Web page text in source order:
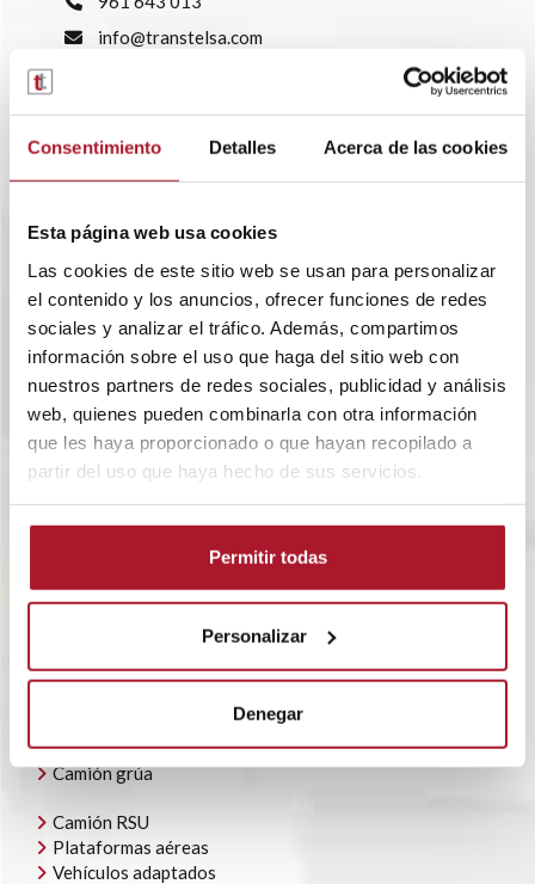
Consentimiento Detalles Acerca de las cookies
Esta página web usa cookies
Las cookies de este sitio web se usan para personalizar
el contenido y los anuncios, ofrecer funciones de redes
sociales y analizar el tráfico. Además, compartimos
información sobre el uso que haga del sitio web con
nuestros partners de redes sociales, publicidad y análisis
web, quienes pueden combinarla con otra información
que les haya proporcionado o que hayan recopilado a
partir del uso que haya hecho de sus servicios.
Permitir todas
Personalizar
Denegar
info@transtelsa.com
SOBRE TRANSTEL
BLOG
POLÍTICA CORPORATIVA
OFERTAS DE EMPLEO
AYUDAS AUTOCONSUMO
NUESTRA FLOTA
Camión caja abierta
Camión grúa
Camión RSU
Plataformas aéreas
Vehículos adaptados